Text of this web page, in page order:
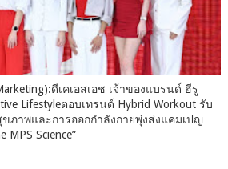
ดีเคเอสเอช เจ้าของแบรนด์ ฮีรู
Lifestyleตอบเทรนด์ Hybrid Workout รับ
ภาพและการออกกำลังกายพุ่งส่งแคมเปญ
MPS Science”